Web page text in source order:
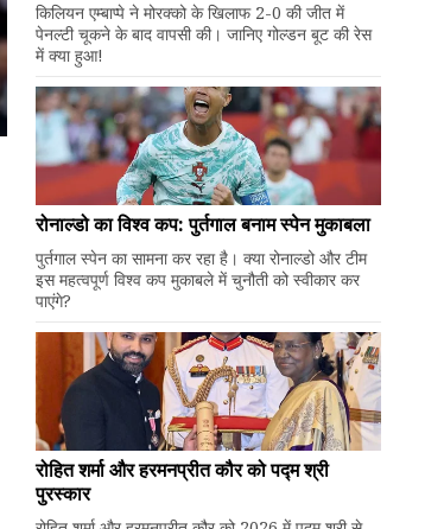
किलियन एम्बाप्पे ने मोरक्को के खिलाफ 2-0 की जीत में
पेनल्टी चूकने के बाद वापसी की। जानिए गोल्डन बूट की रेस
में क्या हुआ!
रोनाल्डो का विश्व कप: पुर्तगाल बनाम स्पेन मुकाबला
पुर्तगाल स्पेन का सामना कर रहा है। क्या रोनाल्डो और टीम
इस महत्वपूर्ण विश्व कप मुकाबले में चुनौती को स्वीकार कर
पाएंगे?
रोहित शर्मा और हरमनप्रीत कौर को पद्म श्री
पुरस्कार